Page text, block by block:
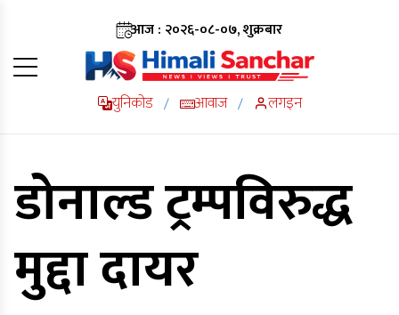
आज : २०२६-०८-०७, शुक्रबार
युनिकोड / आवाज / लगइन
डोनाल्ड ट्रम्पविरुद्ध
मुद्दा दायर